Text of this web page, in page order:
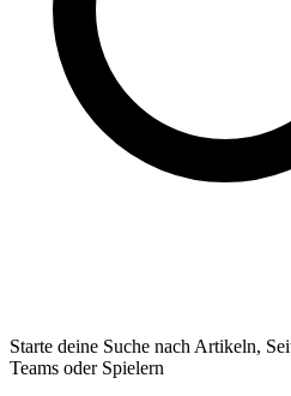
Starte deine Suche nach Artikeln,
Teams oder Spielern